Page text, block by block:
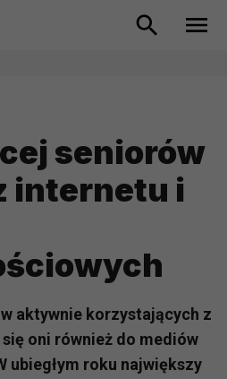
seniorów
internetu i
aktywnie korzystających z
oni również do mediów
ubiegłym roku największy